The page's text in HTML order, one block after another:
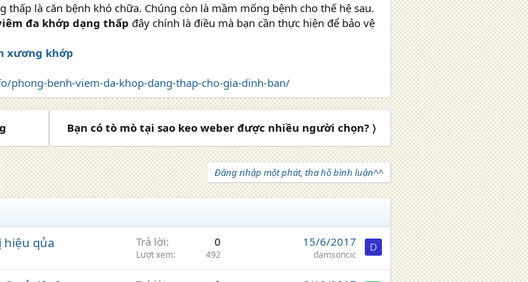
thấp là căn bệnh khó chữa. Chúng còn là mầm mống bệnh cho thế hệ sau.
đa khớp dạng thấp đây chính là điều mà bạn cần thực hiện để bảo vệ
xương khớp
phong-benh-viem-da-khop-dang-thap-cho-gia-dinh-ban/
Bạn có tò mò tại sao keo weber được nhiều người chọn? 〉
Đăng nhập một phát, tha hồ bình luận^^
hiệu qủa Trả lời 0
Lượt xem 492
15/6/2017
damsoncic
D